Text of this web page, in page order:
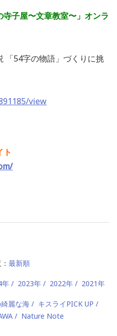
子屋〜文章教室〜」オンラ
「54字の物語」づくりに挑
view
ト
最新順
年 2023年 2022年 2021年
麗な海
キスライPICK UP
Nature Note